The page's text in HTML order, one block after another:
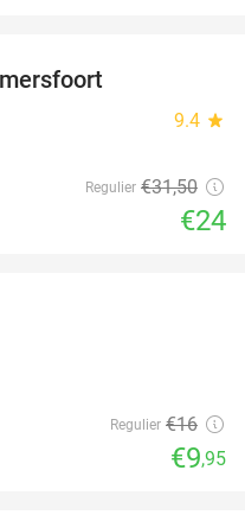
9.4 star
Regulier €31,50
€24
Regulier €16
€9,95